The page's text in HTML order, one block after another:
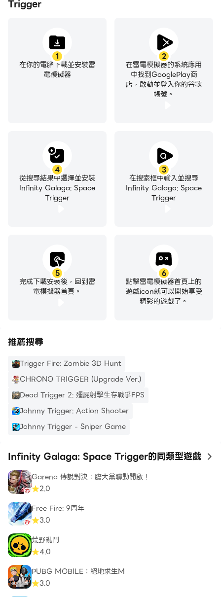
Trigger
1
在你的電腦下載並安裝雷
電模擬器
2
在雷電模擬器的系統應用
中找到GooglePlay商
店，啟動並登入你的谷歌
帳號。
3
在搜索框中輸入並搜尋
Infinity Galaga: Space
Trigger
4
從搜尋結果中選擇並安裝
Infinity Galaga: Space
Trigger
5
完成下載安裝後，回到雷
電模擬器首頁。
6
點擊雷電模擬器首頁上的
遊戲icon就可以開始享受
精彩的遊戲了。
推薦搜尋
Trigger Fire: Zombie 3D Hunt
CHRONO TRIGGER (Upgrade Ver.)
Dead Trigger 2: 殭屍射擊生存戰爭FPS
Johnny Trigger: Action Shooter
Johnny Trigger - Sniper Game
Infinity Galaga: Space Trigger的同類型遊戲 to
Garena 傳說對決：膽大黨聯動開啟！
2.0
Free Fire: 9周年
3.0
荒野亂鬥
4.0
PUBG MOBILE：絕地求生M
3.0